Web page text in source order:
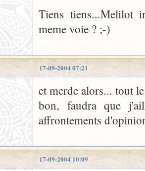
Tiens tiens...Melilot
meme voie ? ;-)
17-09-2004 07:21
et merde alors... tout
bon, faudra que
affrontements
17-09-2004 10:09